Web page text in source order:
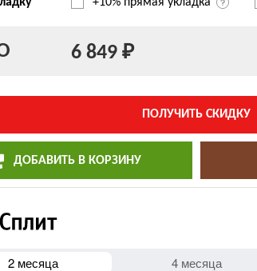
6 849 ₽
ПОЛУЧИТЬ СКИДКУ
ДОБАВИТЬ В КОРЗИНУ